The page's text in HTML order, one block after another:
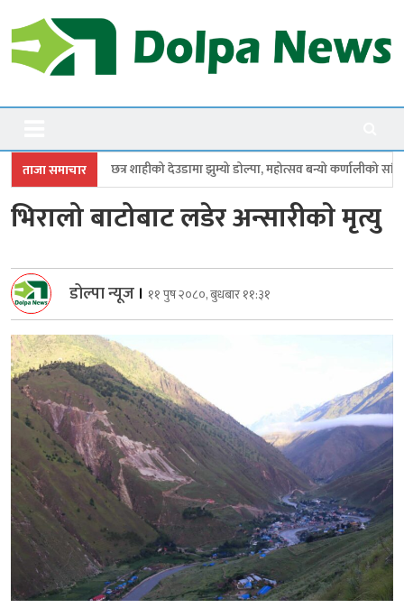
to
content
Dolpanews
ताजा समाचार
देउडामा झुम्यो डोल्पा, महोत्सव बन्यो कर्णालीको सांगीतिक उत्सव
भिरालो बाटोबाट लडेर अन्सारीकाे मृत्यु
डोल्पा न्यूज । ११ पुष २०८०, बुधबार ११:३१